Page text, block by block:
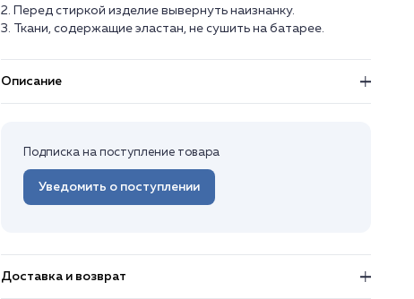
2. Перед стиркой изделие вывернуть наизнанку.
3. Ткани, содержащие эластан, не сушить на батарее.
Описание
Подписка на поступление товара
Уведомить о поступлении
Доставка и возврат